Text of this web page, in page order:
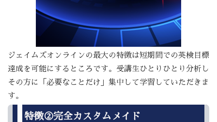
ジェイムズオンラインの最大の特徴は短期間での英検目標
達成を可能にするところです。受講生ひとりひとり分析し
その方に「必要なことだけ」集中して学習していただきま
す。
特徴②完全カスタムメイド